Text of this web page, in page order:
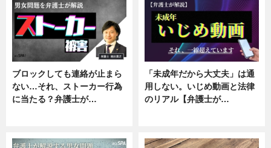
ブロックしても連絡が止まら
ない…それ、ストーカー行為
に当たる？弁護士が…
「未成年だから大丈夫」は通
用しない。いじめ動画と法律
のリアル【弁護士が…